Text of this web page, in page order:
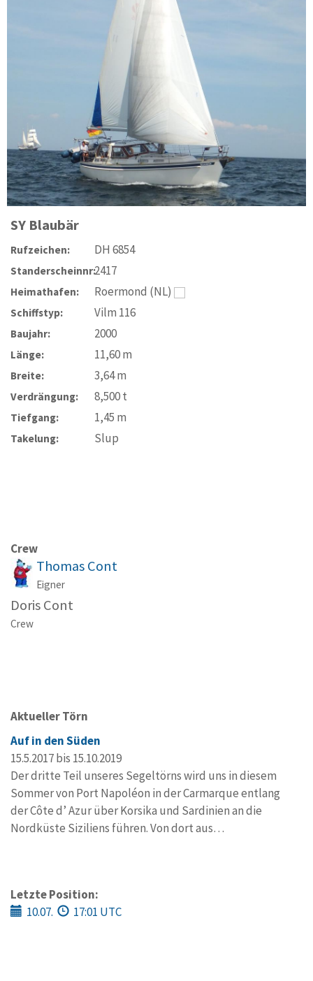
SY Blaubär
Rufzeichen: DH 6854
Standerscheinnr:2417
Heimathafen: Roermond (NL)
Schiffstyp: Vilm 116
Baujahr: 2000
Länge: 11,60m
Breite: 3,64m
Verdrängung: 8,500t
Tiefgang: 1,45 m
Takelung: Slup
Crew
Thomas Cont
Eigner
Doris Cont
Crew
Aktueller Törn
Auf in den Süden
15.5.2017 bis 15.10.2019
Der dritte Teil unseres Segeltörns wird uns in diesem
Sommer von Port Napoléon in der Carmarque entlang
der Côte d’ Azur über Korsika und Sardinien an die
Nordküste Siziliens führen. Von dort aus…
Letzte Position:
10.07.
17:01 UTC